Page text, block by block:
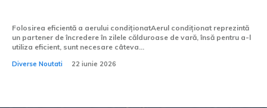
Folosirea eficientă a aerului condiționatAerul condiționat reprezintă
un partener de încredere în zilele călduroase de vară, însă pentru a-l
utiliza eficient, sunt necesare câteva...
Diverse Noutati 22 iunie 2026